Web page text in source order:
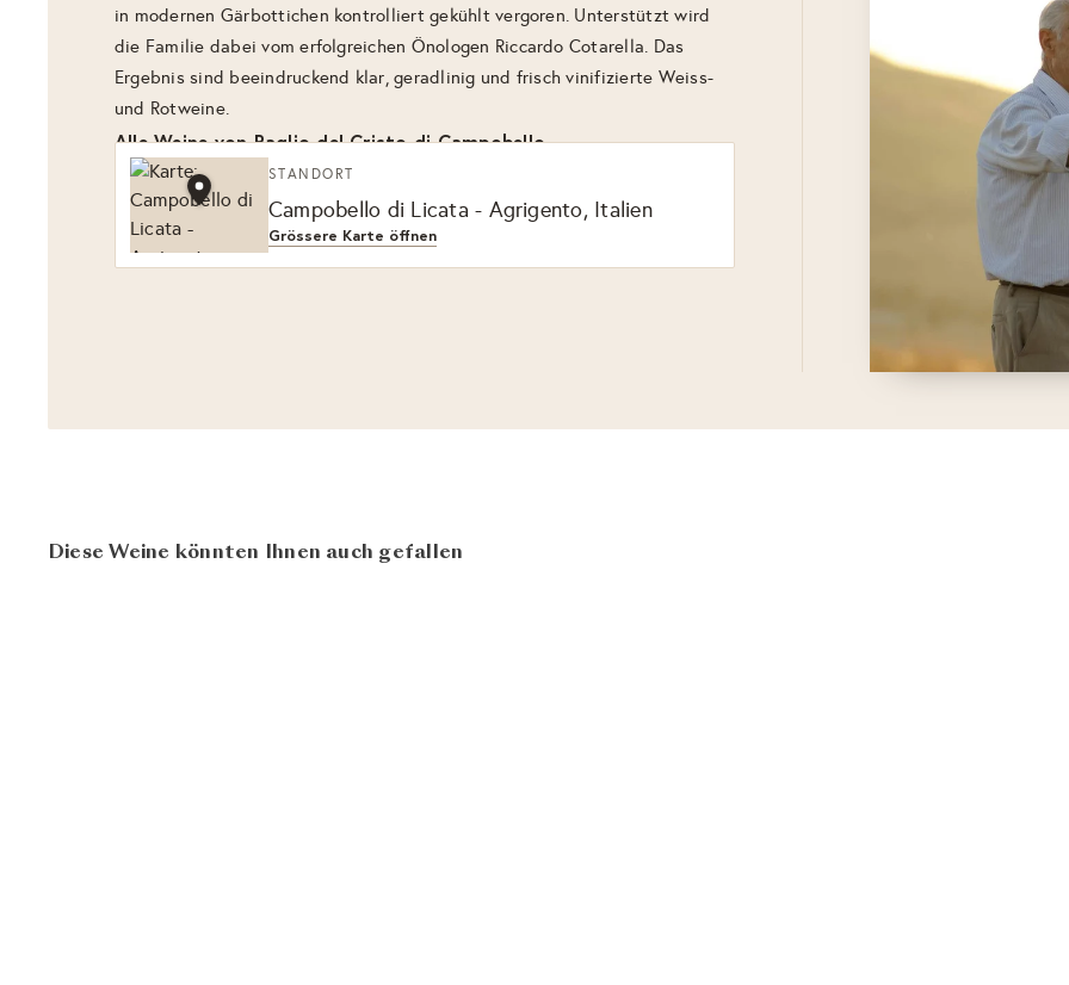
in modernen Gärbottichen kontrolliert gekühlt vergoren. Unterstützt wird
die Familie dabei vom erfolgreichen Önologen Riccardo Cotarella. Das
Ergebnis sind beeindruckend klar, geradlinig und frisch vinifizierte Weiss-
und Rotweine.
Alle Weine von Baglio del Cristo di Campobello
STANDORT
Campobello di Licata - Agrigento, Italien
Grössere Karte öffnen
Diese Weine könnten Ihnen auch gefallen